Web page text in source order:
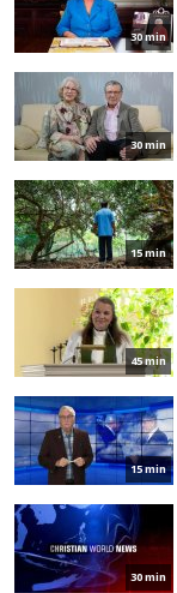
30 min
30 min
15 min
45 min
15 min
30 min